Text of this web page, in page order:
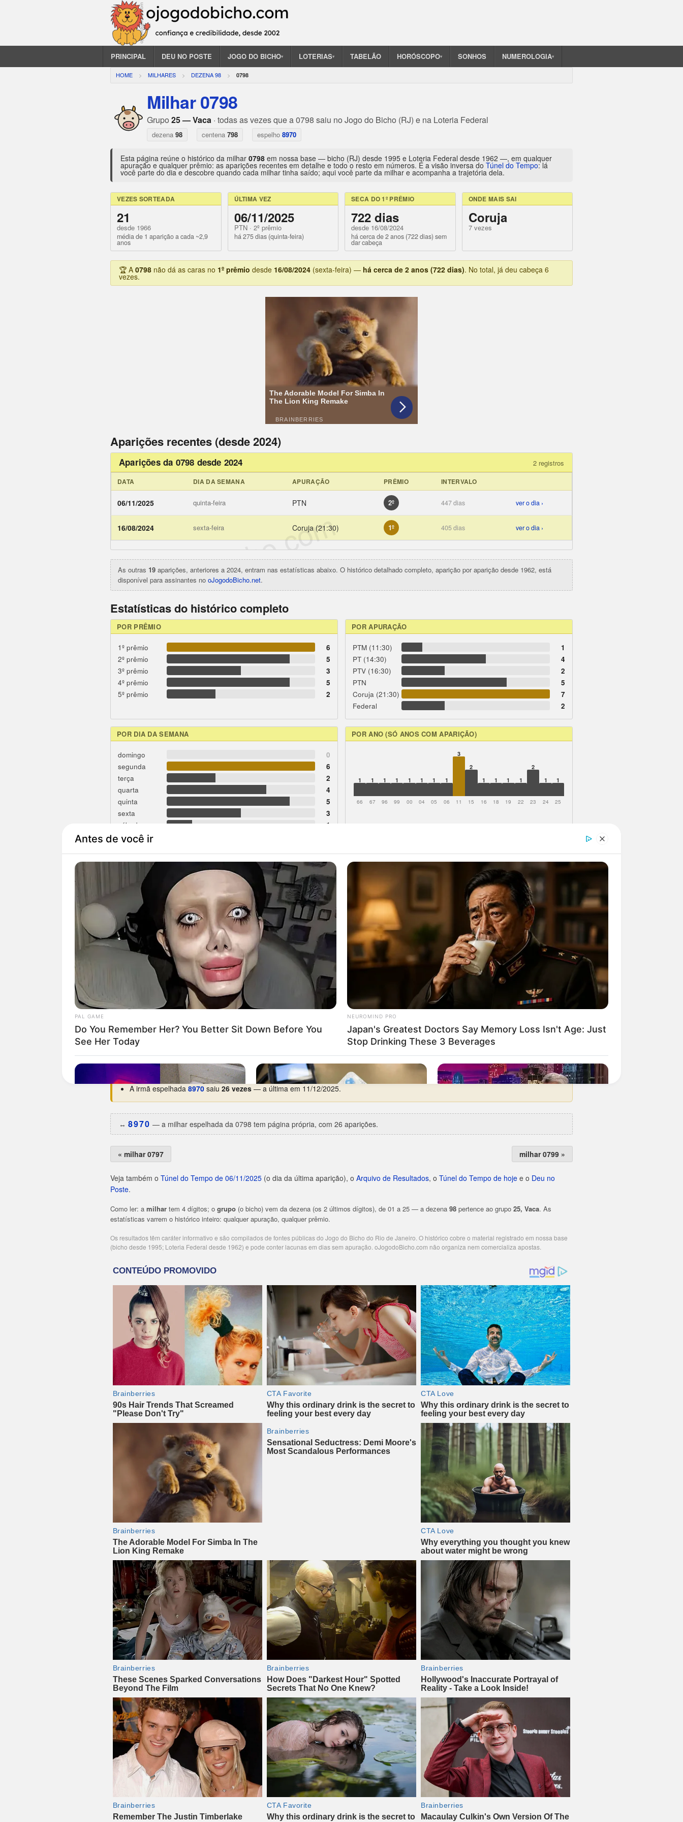
PRINCIPAL DEU NO POSTE JOGO DO BICHO▾ LOTERIAS▾ TABELÃO HORÓSCOPO▾ SONHOS NUMEROLOGIA▾
HOME MILHARES DEZENA 98 0798
Milhar 0798
Grupo 25 — Vaca · todas as vezes que a 0798 saiu no Jogo do Bicho (RJ) e na Loteria Federal
dezena 98 centena 798 espelho 8970
Esta página reúne o histórico da milhar 0798 em nossa base — bicho (RJ) desde 1995 e Loteria Federal desde 1962 —, em qualquer
apuração e qualquer prêmio: as aparições recentes em detalhe e todo o resto em números. É a visão inversa do Túnel do Tempo: lá
você parte do dia e descobre quando cada milhar tinha saído; aqui você parte da milhar e acompanha a trajetória dela.
VEZES SORTEADA
21
desde 1966
média de 1 aparição a cada ~2,9
anos
ÚLTIMA VEZ
06/11/2025
PTN · 2º prêmio
há 275 dias (quinta-feira)
SECA DO 1º PRÊMIO
722 dias
desde 16/08/2024
há cerca de 2 anos (722 dias) sem
dar cabeça
ONDE MAIS SAI
Coruja
7 vezes
🏆 A 0798 não dá as caras no 1º prêmio desde 16/08/2024 (sexta-feira) — há cerca de 2 anos (722 dias). No total, já deu cabeça 6
vezes.
Aparições recentes (desde 2024)
Aparições da 0798 desde 2024 2 registros
DATA DIA DA SEMANA APURAÇÃO PRÊMIO INTERVALO
06/11/2025 quinta-feira PTN 2º 447 dias ver o dia ›
16/08/2024 sexta-feira Coruja (21:30) 1º 405 dias ver o dia ›
ojogodobicho.com
As outras 19 aparições, anteriores a 2024, entram nas estatísticas abaixo. O histórico detalhado completo, aparição por aparição desde 1962, está
disponível para assinantes no oJogodoBicho.net.
Estatísticas do histórico completo
POR PRÊMIO
1º prêmio
6
2º prêmio
5
3º prêmio
3
4º prêmio
5
5º prêmio
2
POR APURAÇÃO
PTM (11:30)
1
PT (14:30)
4
PTV (16:30)
2
PTN
5
Coruja (21:30)
7
Federal
2
POR DIA DA SEMANA
domingo
0
segunda
6
terça
2
quarta
4
quinta
5
sexta
3
sábado
1
POR ANO (SÓ ANOS COM APARIÇÃO)
1 1 1 1 1 1 1 1
3
2
1
1 1 1
2
1
1
66 67 96 99 00 04 05 06 11 15 16 18 19 22 23 24 25
Curiosidades da 0798
Nunca saiu num domingo.O dia preferido é segunda-feira, com 6 aparições.
Estreou na base em15/06/1966(Federal, 1º prêmio) —já como cabeça.
Maior hiato:
(há cerca de 29 anos de silêncio), entre 28/06/1967 e 13/09/1996.
Melhor ano:2011, com 3 aparições.
Uma das aparições caiu em data especial:Proclamação da República(15/11/2004).
A irmã espelhada 8970 saiu 26 vezes — a última em 11/12/2025.
↔️ 8970 — a milhar espelhada da 0798 tem página própria, com 26 aparições.
« milhar 0797 milhar 0799 »
Veja também o Túnel do Tempo de 06/11/2025 (o dia da última aparição), o Arquivo de Resultados, o Túnel do Tempo de hoje e o Deu no
Poste.
Como ler: a milhar tem 4 dígitos; o grupo (o bicho) vem da dezena (os 2 últimos dígitos), de 01 a 25 — a dezena 98 pertence ao grupo 25, Vaca. As
estatísticas varrem o histórico inteiro: qualquer apuração, qualquer prêmio.
Os resultados têm caráter informativo e são compilados de fontes públicas do Jogo do Bicho do Rio de Janeiro. O histórico cobre o material registrado em nossa base
(bicho desde 1995; Loteria Federal desde 1962) e pode conter lacunas em dias sem apuração. oJogodoBicho.com não organiza nem comercializa apostas.
Publicidade